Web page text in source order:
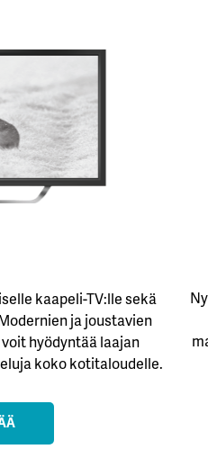
kaapeli-TV:lle sekä
ja joustavien
hyödyntää laajan
koko kotitaloudelle.